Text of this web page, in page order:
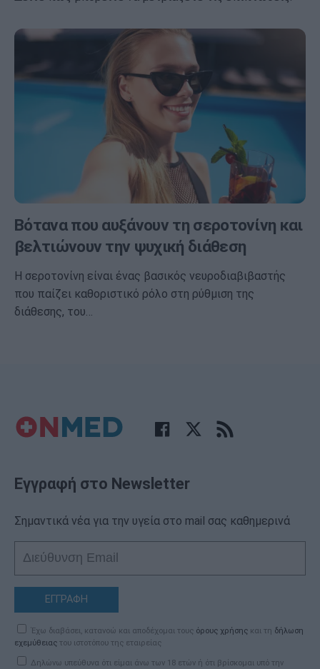
Βότανα που αυξάνουν τη σεροτονίνη και
βελτιώνουν την ψυχική διάθεση
Η σεροτονίνη είναι ένας βασικός νευροδιαβιβαστής
που παίζει καθοριστικό ρόλο στη ρύθμιση της
διάθεσης, του…
Εγγραφή στο Newsletter
Σημαντικά νέα για την υγεία στο mail σας καθημερινά
ΕΓΓΡΑΦΗ
Έχω διαβάσει, κατανοώ και αποδέχομαι τους όρους χρήσης και τη δήλωση
εχεμύθειας του ιστοτόπου της εταιρείας
Δηλώνω υπεύθυνα ότι είμαι άνω των 18 ετών ή ότι βρίσκομαι υπό την